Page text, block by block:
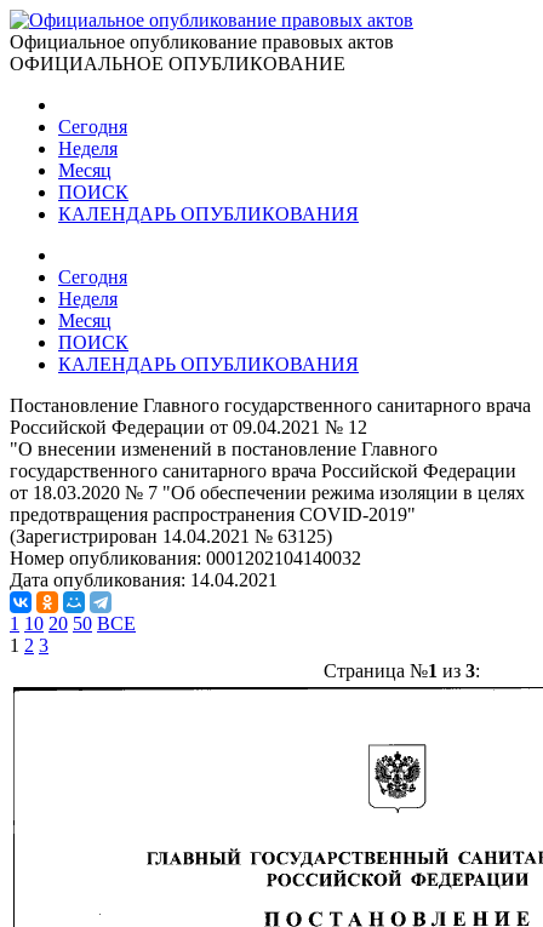
Официальное опубликование правовых актов
ОФИЦИАЛЬНОЕ ОПУБЛИКОВАНИЕ
Сегодня
Неделя
Месяц
ПОИСК
КАЛЕНДАРЬ ОПУБЛИКОВАНИЯ
Сегодня
Неделя
Месяц
ПОИСК
КАЛЕНДАРЬ ОПУБЛИКОВАНИЯ
Постановление Главного государственного санитарного врача
Российской Федерации от 09.04.2021 № 12
"О внесении изменений в постановление Главного
государственного санитарного врача Российской Федерации
от 18.03.2020 № 7 "Об обеспечении режима изоляции в целях
предотвращения распространения COVID-2019"
(Зарегистрирован 14.04.2021 № 63125)
Номер опубликования: 0001202104140032
Дата опубликования: 14.04.2021
1 10 20 50 ВСЕ
1 2 3
Страница №1 из 3: